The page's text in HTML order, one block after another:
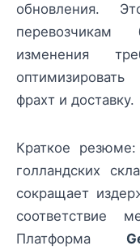
обновления.
изменения
оптимизировать
фрахт и доставку.
Краткое резюме:
голландских
сокращает
соответствие
Платформа